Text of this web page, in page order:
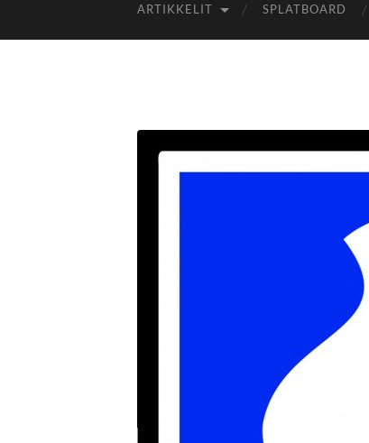
ARTIKKELIT SPLATBOARD